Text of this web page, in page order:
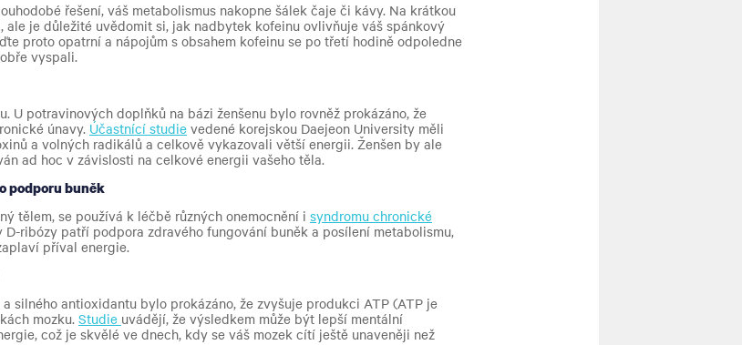
řešení, váš metabolismus nakopne šálek čaje či kávy. Na krátkou
je důležité uvědomit si, jak nadbytek kofeinu ovlivňuje váš spánkový
proto opatrní a nápojům s obsahem kofeinu se po třetí hodině odpoledne
vyspali.
U potravinových doplňků na bázi ženšenu bylo rovněž prokázáno, že
únavy. Účastnící studie vedené korejskou Daejeon University měli
a volných radikálů a celkově vykazovali větší energii. Ženšen by ale
ad hoc v závislosti na celkové energii vašeho těla.
podporu buněk
tělem, se používá k léčbě různých onemocnění i syndromu chronické
ribózy patří podpora zdravého fungování buněk a posílení metabolismu,
příval energie.
silného antioxidantu bylo prokázáno, že zvyšuje produkci ATP (ATP je
mozku. Studie uvádějí, že výsledkem může být lepší mentální
což je skvělé ve dnech, kdy se váš mozek cítí ještě unaveněji než